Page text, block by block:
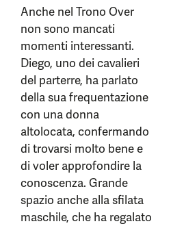
Anche nel Trono Over
non sono mancati
momenti interessanti.
Diego, uno dei cavalieri
del parterre, ha parlato
della sua frequentazione
con una donna
altolocata, confermando
di trovarsi molto bene e
di voler approfondire la
conoscenza. Grande
spazio anche alla sfilata
maschile, che ha regalato